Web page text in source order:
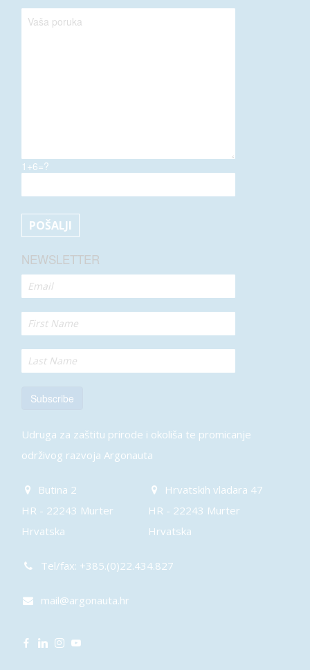
1+6=?
NEWSLETTER
Subscribe
Udruga za zaštitu prirode i okoliša te promicanje
održivog razvoja Argonauta
Butina 2
HR - 22243 Murter
Hrvatska
Hrvatskih vladara 47
HR - 22243 Murter
Hrvatska
Tel/fax: +385.(0)22.434.827
mail@argonauta.hr